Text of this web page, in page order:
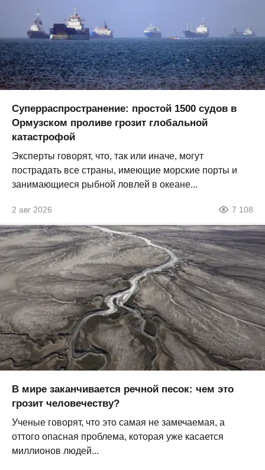
Суперраспространение: простой 1500 судов в
Ормузском проливе грозит глобальной
катастрофой
Эксперты говорят, что, так или иначе, могут
пострадать все страны, имеющие морские порты и
занимающиеся рыбной ловлей в океане...
2 авг 2026 7 108
В мире заканчивается речной песок: чем это
грозит человечеству?
Ученые говорят, что это самая не замечаемая, а
оттого опасная проблема, которая уже касается
миллионов людей...